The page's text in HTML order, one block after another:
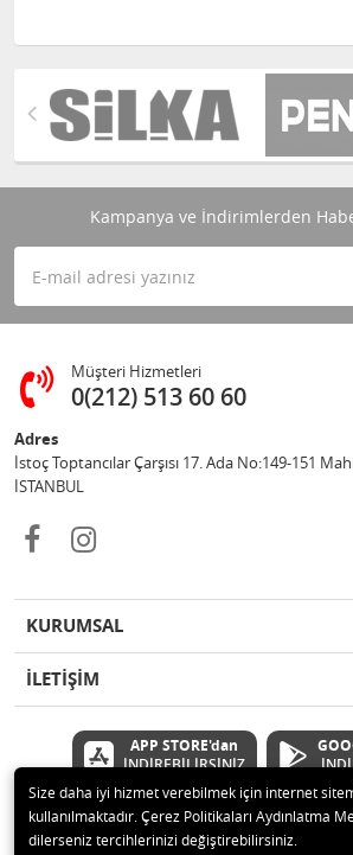
Kampanya ve İndirimlerden
Müşteri Hizmetleri
0(212) 513 60 60
Adres
İstoç Toptancılar Çarşısı 17. Ada No:149-151
İSTANBUL
KURUMSAL
İLETİŞİM
APP STORE'dan
İNDİREBİLİRSİNİZ
© 2020 Çetinkaya Elektronik Kırtasiye Oyuncak
Size daha iyi hizmet verebilmek için internet
kullanılmaktadır. Çerez Politikaları Aydınlatma
dilerseniz tercihlerinizi değiştirebilirsiniz.